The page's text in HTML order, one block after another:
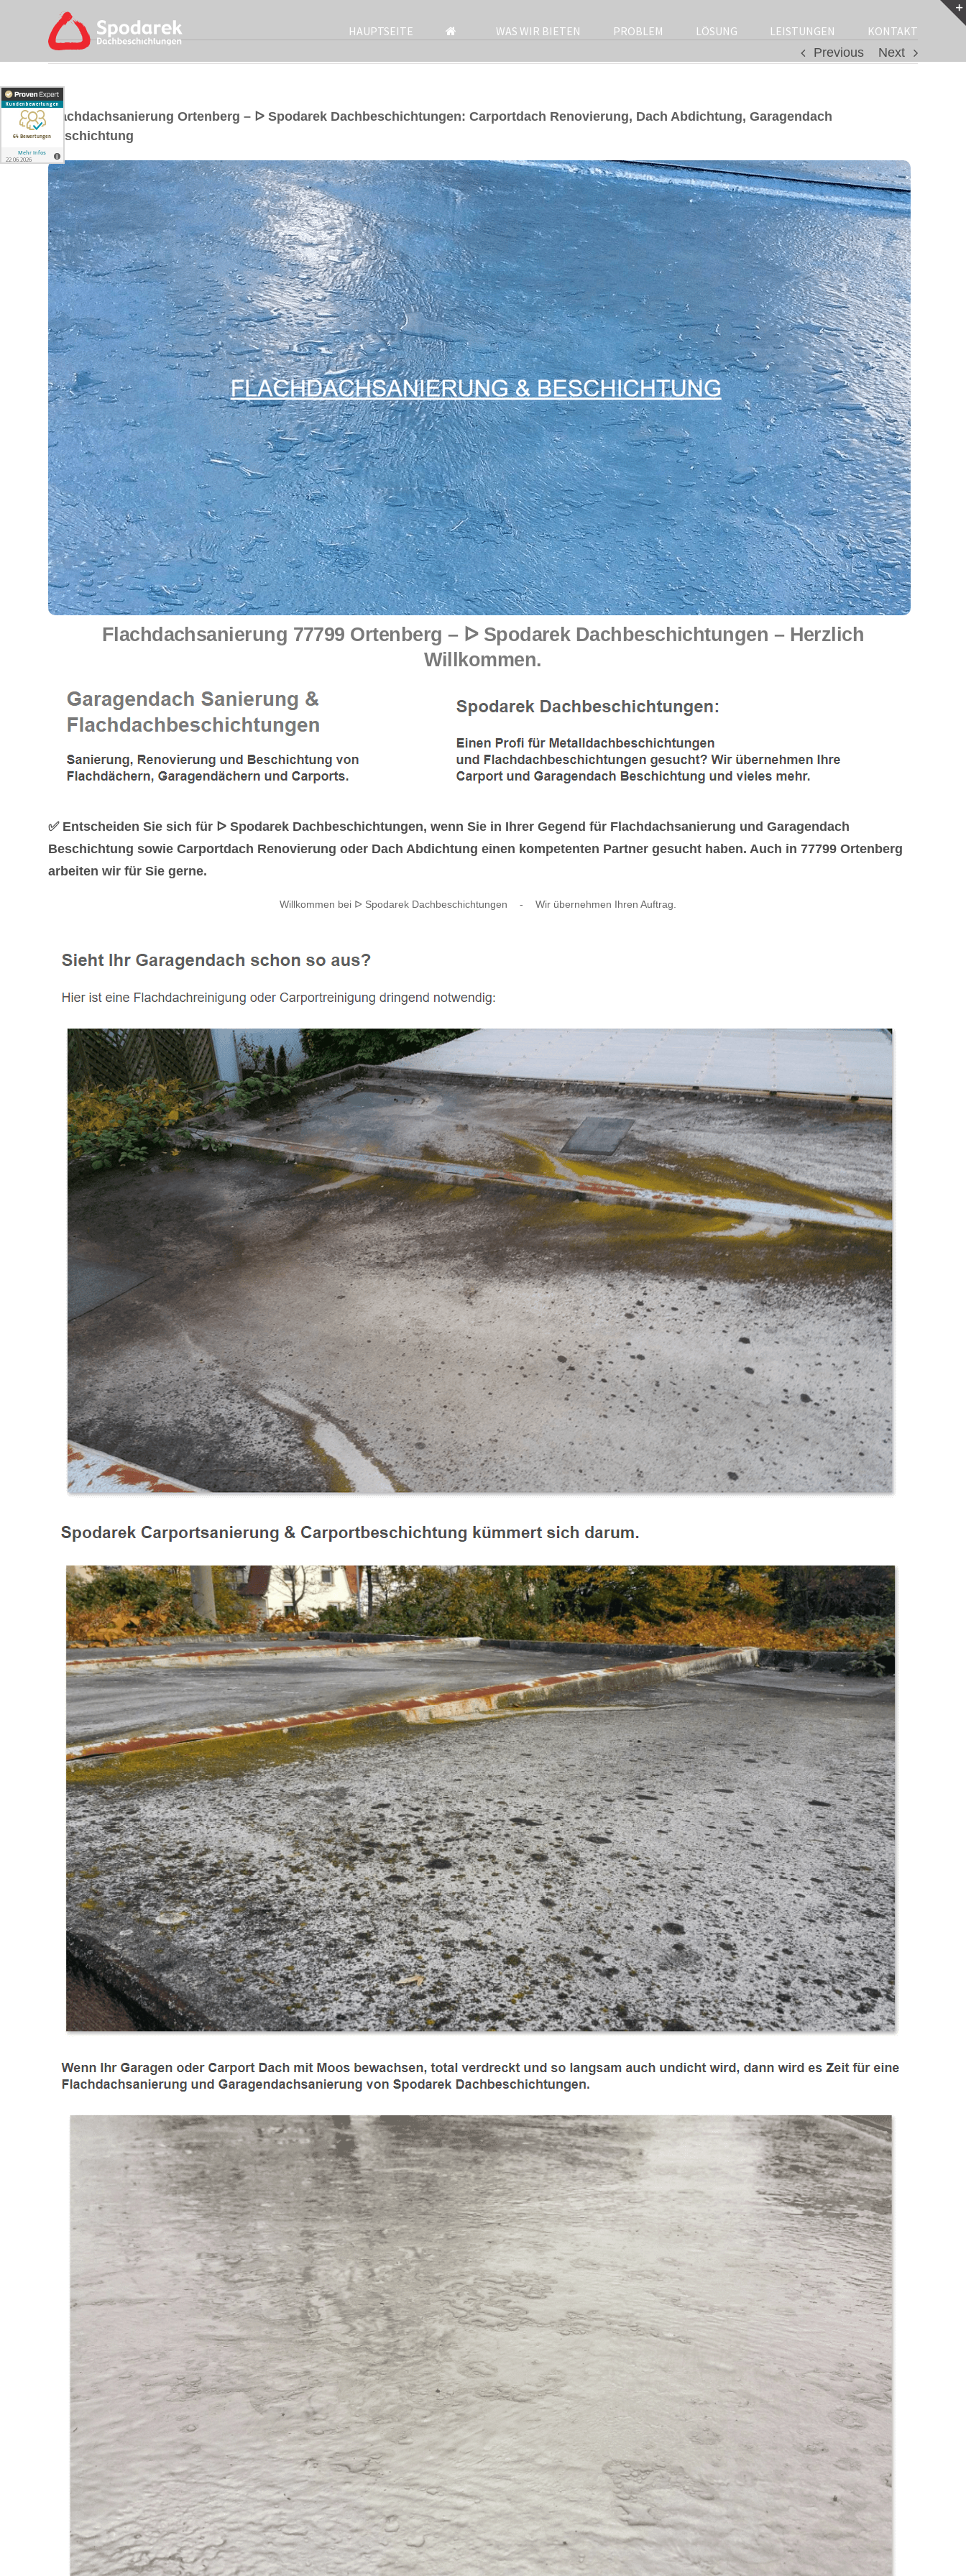
HAUPTSEITE WAS WIR BIETEN PROBLEM LÖSUNG LEISTUNGEN
KONTAKT
Previous
Next
Flachdachsanierung Ortenberg – ᐅ Spodarek Dachbeschichtungen: Carportdach Renovierung, Dach Abdichtung, Garagendach
Beschichtung
Flachdachsanierung 77799 Ortenberg – ᐅ Spodarek Dachbeschichtungen – Herzlich
Willkommen.
✅ Entscheiden Sie sich für ᐅ Spodarek Dachbeschichtungen, wenn Sie in Ihrer Gegend für Flachdachsanierung und Garagendach
Beschichtung sowie Carportdach Renovierung oder Dach Abdichtung einen kompetenten Partner gesucht haben. Auch in 77799 Ortenberg
arbeiten wir für Sie gerne.
Willkommen bei ᐅ Spodarek Dachbeschichtungen - Wir übernehmen Ihren Auftrag.